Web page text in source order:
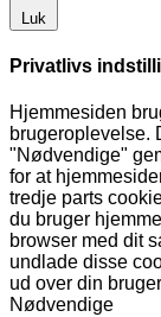
Luk
Privatlivs
Hjemmesiden
brugeroplevelse.
"Nødvendige"
for at
tredje parts
du bruger
browser med dit
undlade disse
ud over din
Nødvendige